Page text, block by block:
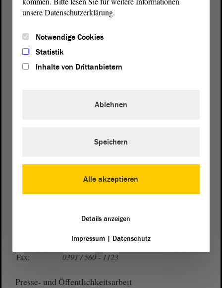
von Sachsen-Anhalt
0391 / 560 - 0
Fax:
0391 / 560 - 1123
Presse- und Öffentlichkeitsarbeit
unsere Datenschutzerklärung.
Notwendige Cookies
Statistik
Inhalte von Drittanbietern
Alle akzeptieren
Ablehnen
Speichern
Details anzeigen
Impressum| Datenschutz